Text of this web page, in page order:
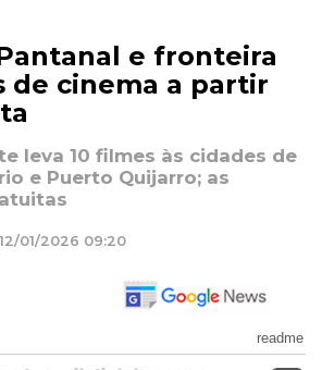
e fronteira
de cinema a partir
leva 10 filmes às cidades de
e Puerto Quijarro; as
01/2026 09:20
readme